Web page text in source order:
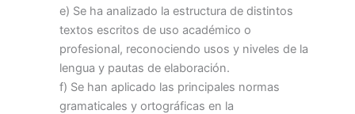
e) Se ha analizado la estructura de distintos
textos escritos de uso académico o
profesional, reconociendo usos y niveles de la
lengua y pautas de elaboración.
f) Se han aplicado las principales normas
gramaticales y ortográficas en la